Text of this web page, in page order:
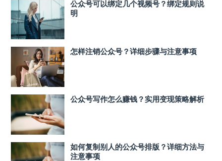
公众号可以绑定几个视频号？绑定规则说
明
怎样注销公众号？详细步骤与注意事项
公众号写作怎么赚钱？实用变现策略解析
如何复制别人的公众号排版？详细方法与
注意事项